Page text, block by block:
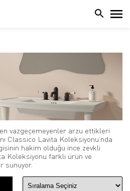
vazgeçemeyenler arzu ettikleri
Classico Lavita Koleksiyonu’nda
hakim olduğu ince zevkli
Koleksiyonu farklı ürün ve
sunuyor.